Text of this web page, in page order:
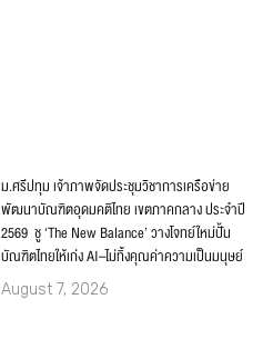
ม.ศรีปทุม เจ้าภาพจัดประชุมวิชาการเครือข่าย
พัฒนาบัณฑิตอุดมคติไทย เขตภาคกลาง ประจำปี
2569 ชู ‘The New Balance’ วางโจทย์ใหม่ปั้น
บัณฑิตไทยให้เก่ง AI–ไม่ทิ้งคุณค่าความเป็นมนุษย์
August 7, 2026